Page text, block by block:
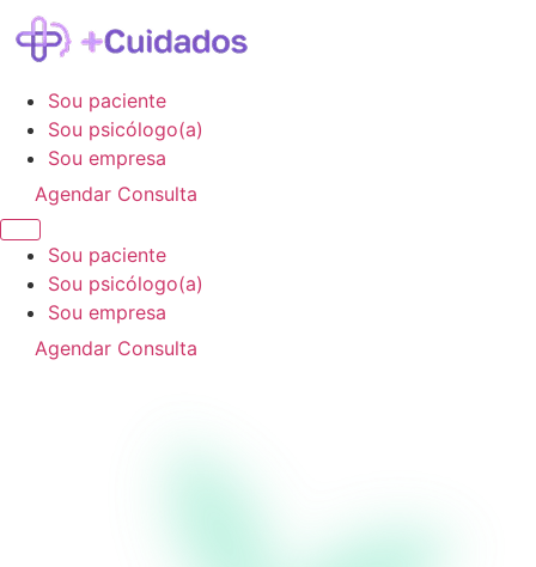
Sou paciente
Sou psicólogo(a)
Sou empresa
Agendar Consulta
Sou paciente
Sou psicólogo(a)
Sou empresa
Agendar Consulta